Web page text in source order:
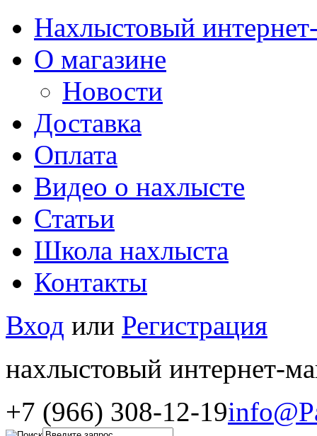
Нахлыстовый
О магазине
Новости
Доставка
Оплата
Видео о нахлысте
Статьи
Школа нахлыста
Контакты
Вход или Регистрация
нахлыстовый интернет-
+7 (966) 308-12-19